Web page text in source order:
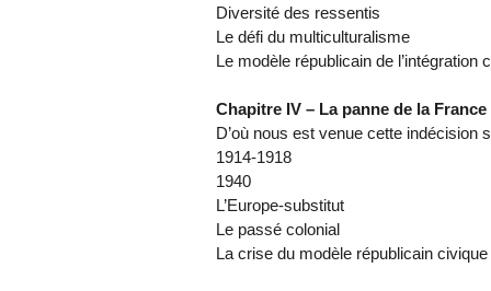
Diversité des ressentis
Le défi du multiculturalisme
Le modèle républicain de l’intégration
Chapitre IV – La panne de la
D’où nous est venue cette indécision
1914‑1918
1940
L’Europe-substitut
Le passé colonial
La crise du modèle républicain civique